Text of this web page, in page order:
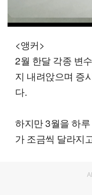
00:12
<앵커>
2월 한달 각종 변
지 내려앉으며 증
다.
하지만 3월을 하
가 조금씩 달라지